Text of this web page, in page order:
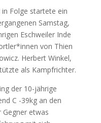
in Folge startete ein
Samstag,
Eschweiler Inde
von Thien
Herbert Winkel,
als Kampfrichter.
der 10-jährige
C -39kg an den
Gegner etwas